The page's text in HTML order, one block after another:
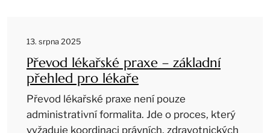
13. srpna 2025
Převod lékařské praxe – základní
přehled pro lékaře
Převod lékařské praxe není pouze
administrativní formalita. Jde o proces, který
vyžaduje koordinaci právních, zdravotnických